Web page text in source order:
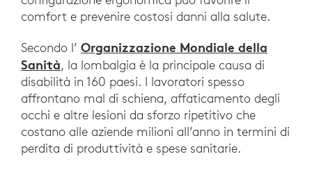
comfort e prevenire costosi danni alla salute.
Secondo l’ Organizzazione Mondiale della
Sanità, la lombalgia è la principale causa di
disabilità in 160 paesi. I lavoratori spesso
affrontano mal di schiena, affaticamento degli
occhi e altre lesioni da sforzo ripetitivo che
costano alle aziende milioni all’anno in termini di
perdita di produttività e spese sanitarie.